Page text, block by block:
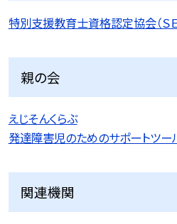
特別支援教育士資格認定協会（ＳＥ
親の会
えじそんくらぶ
発達障害児のためのサポートツ
関連機関